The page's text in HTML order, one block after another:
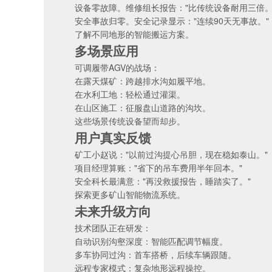
设备零故障。维修组长报告："比传统设备耐用三倍
安全事故归零。安全记录显示："连续90天无事故。"
了解不同地形的智能搬运方案。
多场景应用
可调履带AGV的战场：
在露天煤矿：跨越排水沟如履平地。
在水利工地：轻松通过灌渠。
在山区施工：征服盘山道路的沟坎。
这些场景传统设备望而却步。
用户真实反馈
矿工小赵说："以前过沟提心吊胆，现在稳如泰山。"
项目经理算账："省下的吊车费用半年回本。"
安全科长最满意："再没救援报告，睡踏实了。"
探索更多矿山智能物流系统。
未来升级方向
技术团队正在研发：
自动识别沟壑深度：智能匹配调节幅度。
多车协同过沟：首车搭桥，后续车辆跟随。
远程专家模式：复杂地形远程操控。